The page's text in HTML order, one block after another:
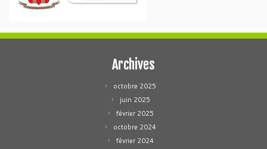
Archives
octobre 2025
juin 2025
février 2025
octobre 2024
février 2024